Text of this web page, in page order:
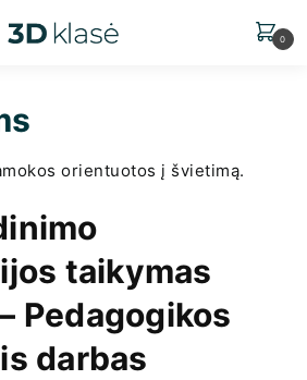
0
orientuotos į švietimą.
taikymas
Pedagogikos
darbas